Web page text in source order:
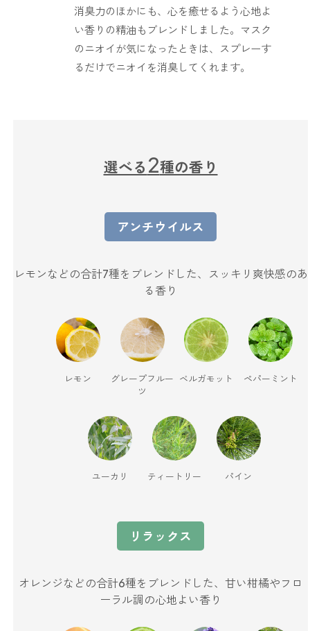
どこでも
アロミック・エアープラス
どこでも
ルーティンアロマ
アンチダニー
アロミックデオ
(シトラスミント)
アロミックデオ
(冷寒)
ストレケアアロマ
リラックスタイム
エッセンシャルミスト
レモン
グレープフルーツ
お電話でのご注文
＊長期休業についてはこちらをご確認ください
お問い合わせいただく前に一度、「よくある質問」をご確認くださ
よくあるご質問、お問い合わせ
消臭力のほかにも、心を癒せるよう心地よ
い香りの精油もブレンドしました。マスク
のニオイが気になったときは、スプレーす
るだけでニオイを消臭してくれます。
選べる 2種の香り
アンチウイルス
レモンなどの合計7種をブレンドした、スッキリ爽快感のあ
る香り
レモン
グレープフルー
ツ
ベルガモット ペパーミント
ユーカリ ティートリー パイン
リラックス
オレンジなどの合計6種をブレンドした、甘い柑橘やフロ
ーラル調の心地よい香り